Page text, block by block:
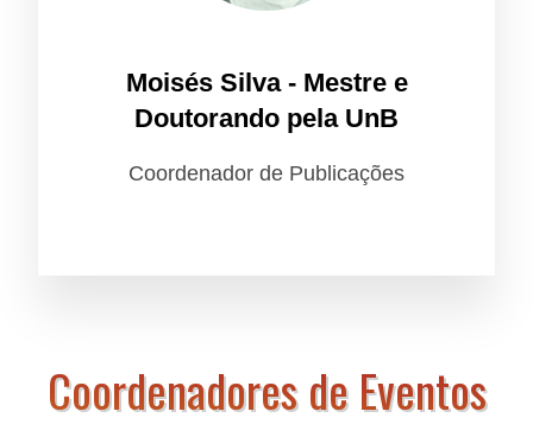
Moisés Silva - Mestre e
Doutorando pela UnB
Coordenador de Publicações
Coordenadores de Eventos